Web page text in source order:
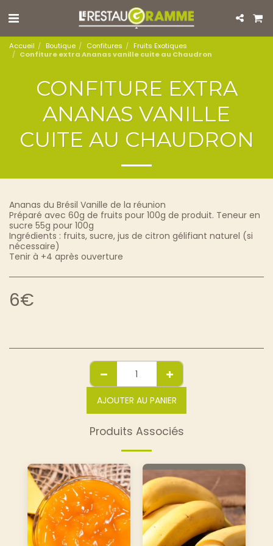
Accueil Boutique Confitures
Fruits Exotiques
Confiture extra Ananas vanille cuite au Chaudron
CONFITURE EXTRA
ANANAS VANILLE
CUITE AU CHAUDRON
Ananas du Brésil Vanille de la réunion
Préparé avec 60g de fruits pour 100g de produit. Teneur en
sucre 55g pour 100g
Ingrédients : fruits, sucre, jus de citron gélifiant naturel (si
nécessaire)
Tenir à +4 après ouverture
6€
AJOUTER AU PANIER
Produits Associés